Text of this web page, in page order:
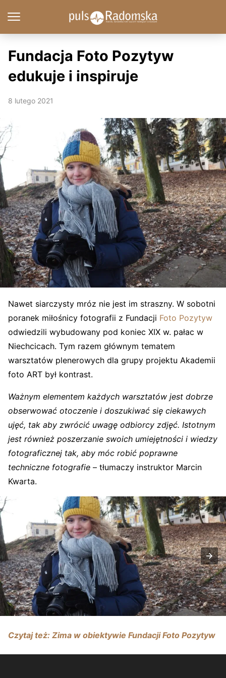
Fundacja Foto Pozytyw
edukuje i inspiruje
8 lutego 2021
Nawet siarczysty mróz nie jest im straszny. W sobotni
poranek miłośnicy fotografii z Fundacji Foto Pozytyw
odwiedzili wybudowany pod koniec XIX w. pałac w
Niechcicach. Tym razem głównym tematem
warsztatów plenerowych dla grupy projektu Akademii
foto ART był kontrast.
Ważnym elementem każdych warsztatów jest dobrze
obserwować otoczenie i doszukiwać się ciekawych
ujęć, tak aby zwrócić uwagę odbiorcy zdjęć. Istotnym
jest również poszerzanie swoich umiejętności i wiedzy
fotograficznej tak, aby móc robić poprawne
techniczne fotografie – tłumaczy instruktor Marcin
Kwarta.
Czytaj też: Zima w obiektywie Fundacji Foto Pozytyw